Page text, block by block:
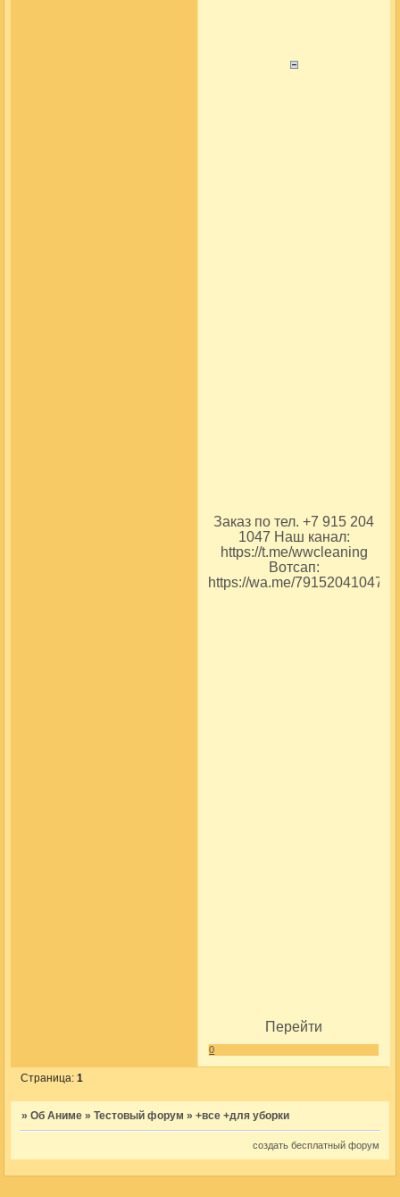
Заказ по тел. +7 915 204
1047 Наш канал:
https://t.me/wwcleaning
Вотсап:
https://wa.me/79152041047
Перейти
0
Страница:1
»Об Аниме »Тестовый форум »+все +для уборки
создать бесплатный форум